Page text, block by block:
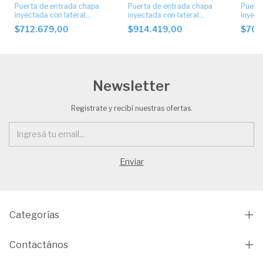
Puerta de entrada chapa
inyectada con lateral
artístico. Cod 5004
$712.679,00
Puerta de entrada chapa
inyectada con lateral
artístico. Cod 5004
$914.419,00
Newsletter
Registrate y recibí nuestras ofertas.
Categorías
Contactános